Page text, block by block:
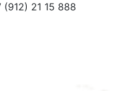
21 15 888